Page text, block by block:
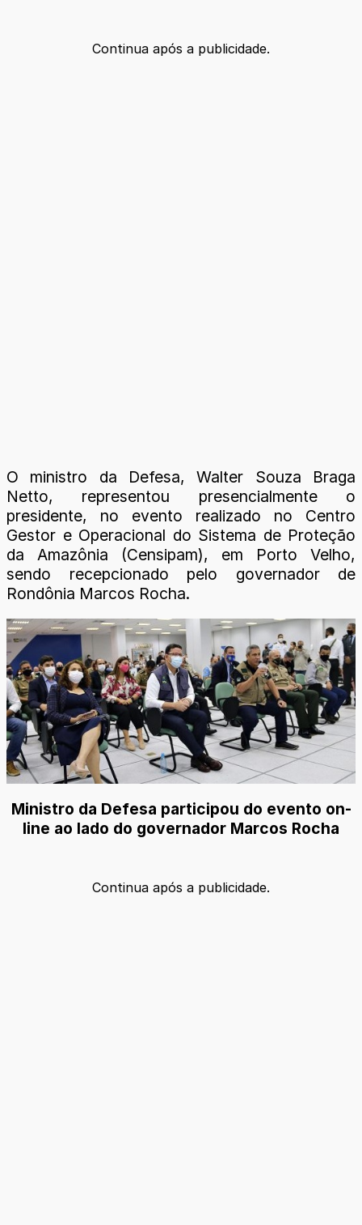
Continua após a publicidade.
O ministro da Defesa, Walter Souza Braga
Netto, representou presencialmente o
presidente, no evento realizado no Centro
Gestor e Operacional do Sistema de Proteção
da Amazônia (Censipam), em Porto Velho,
sendo recepcionado pelo governador de
Rondônia Marcos Rocha.
Ministro da Defesa participou do evento on-
line ao lado do governador Marcos Rocha
Continua após a publicidade.